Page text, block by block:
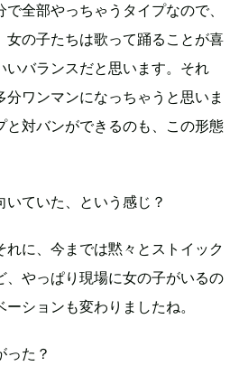
で全部やっちゃうタイプなので、
女の子たちは歌って踊ることが喜
いバランスだと思います。それ
ワンマンになっちゃうと思いま
と対バンができるのも、この形態
ていた、という感じ？
れに、今までは黙々とストイック
、やっぱり現場に女の子がいるの
ションも変わりましたね。
た？